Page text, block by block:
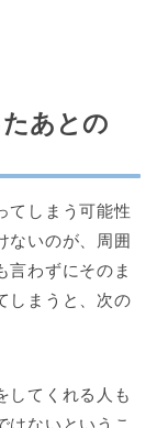
あとの
てしまう可能性
ないのが、周囲
言わずにそのま
しまうと、次の
してくれる人も